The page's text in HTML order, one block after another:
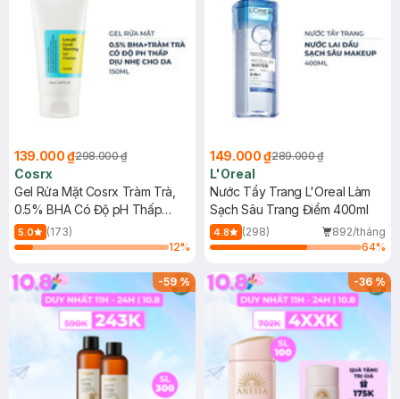
139.000 ₫298.000 ₫
Cosrx
Gel Rửa Mặt Cosrx Tràm Trà,
0.5% BHA Có Độ pH Thấp
150ml
5.0
(173)
12%
149.000 ₫289.000 ₫
L'Oreal
Nước Tẩy Trang L'Oreal Làm
Sạch Sâu Trang Điểm 400ml
4.8 (298)
892/tháng
64%
-59% -36%